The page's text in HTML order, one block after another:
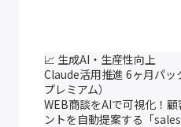
📈 生成AI・生産性向上
Claude活用推進 6ヶ月パ
プレミアム）
WEB商談をAIで可視化！
ントを自動提案する「